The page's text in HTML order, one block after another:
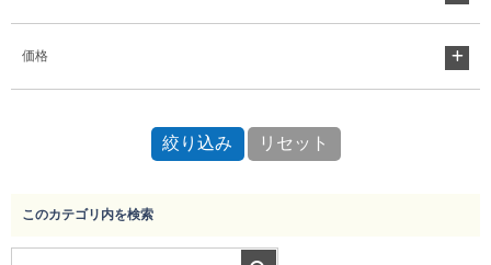
価格
このカテゴリ内を検索